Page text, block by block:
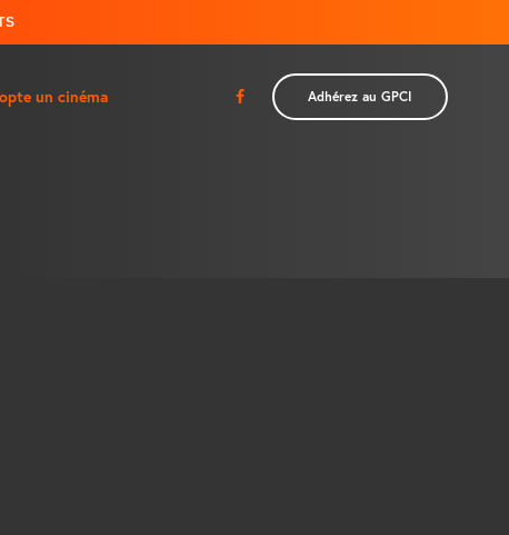
un cinéma Adhérez au GPCI